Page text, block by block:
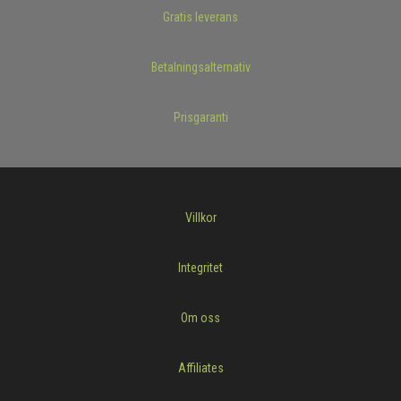
Gratis leverans
Betalningsalternativ
Prisgaranti
Villkor
Integritet
Om oss
Affiliates